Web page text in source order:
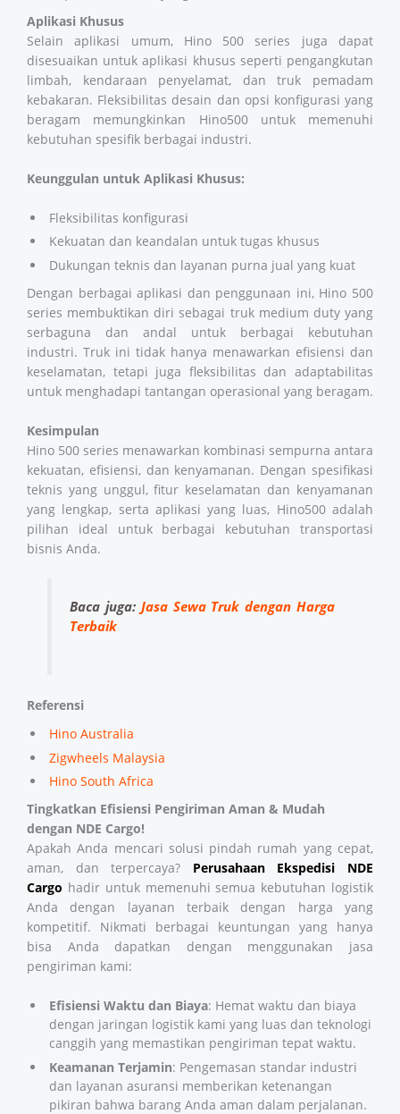
Aplikasi Khusus
Selain aplikasi umum, Hino 500 series juga dapat
disesuaikan untuk aplikasi khusus seperti pengangkutan
limbah, kendaraan penyelamat, dan truk pemadam
kebakaran. Fleksibilitas desain dan opsi konfigurasi yang
beragam memungkinkan Hino500 untuk memenuhi
kebutuhan spesifik berbagai industri.
Keunggulan untuk Aplikasi Khusus:
Fleksibilitas konfigurasi
Kekuatan dan keandalan untuk tugas khusus
Dukungan teknis dan layanan purna jual yang kuat
Dengan berbagai aplikasi dan penggunaan ini, Hino 500
series membuktikan diri sebagai truk medium duty yang
serbaguna dan andal untuk berbagai kebutuhan
industri. Truk ini tidak hanya menawarkan efisiensi dan
keselamatan, tetapi juga fleksibilitas dan adaptabilitas
untuk menghadapi tantangan operasional yang beragam.
Kesimpulan
Hino 500 series menawarkan kombinasi sempurna antara
kekuatan, efisiensi, dan kenyamanan. Dengan spesifikasi
teknis yang unggul, fitur keselamatan dan kenyamanan
yang lengkap, serta aplikasi yang luas, Hino500 adalah
pilihan ideal untuk berbagai kebutuhan transportasi
bisnis Anda.
Baca juga: Jasa Sewa Truk dengan Harga
Terbaik
Referensi
Hino Australia
Zigwheels Malaysia
Hino South Africa
Tingkatkan Efisiensi Pengiriman Aman & Mudah
dengan NDE Cargo!
Apakah Anda mencari solusi pindah rumah yang cepat,
aman, dan terpercaya? Perusahaan Ekspedisi NDE
Cargo hadir untuk memenuhi semua kebutuhan logistik
Anda dengan layanan terbaik dengan harga yang
kompetitif. Nikmati berbagai keuntungan yang hanya
bisa Anda dapatkan dengan menggunakan jasa
pengiriman kami:
Efisiensi Waktu dan Biaya: Hemat waktu dan biaya
dengan jaringan logistik kami yang luas dan teknologi
canggih yang memastikan pengiriman tepat waktu.
Keamanan Terjamin: Pengemasan standar industri
dan layanan asuransi memberikan ketenangan
pikiran bahwa barang Anda aman dalam perjalanan.